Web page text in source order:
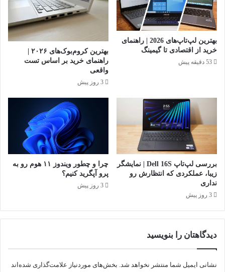
بهترین لپ‌تاپ‌های 2026 | راهنمای
خرید از اقتصادی تا گیمینگ
53 دقیقه پیش
بهترین کروم‌بوک‌های ۲۰۲۶ |
راهنمای خرید بر اساس تست
واقعی
3 روز پیش
بررسی لپ‌تاپ Dell 16S | نمایشگر
زیبا، عملکردی که انتظارش رو
نداری
3 روز پیش
چرا و چطور ویندوز ۱۱ هوم رو به
پرو آپگرید کنیم؟
3 روز پیش
دیدگاهتان را بنویسید
نشانی ایمیل شما منتشر نخواهد شد. بخش‌های موردنیاز علامت‌گذاری شده‌اند